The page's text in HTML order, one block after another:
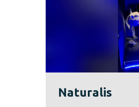
Naturalis